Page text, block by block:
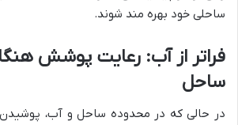
ساحلی خود بهره مند شوند.
فراتر از آب: رعایت پوشش
ساحل
در حالی که در محدوده ساحل و آب، پوشیدن